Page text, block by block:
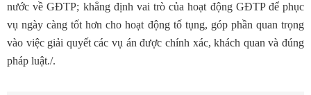
nước về GĐTP; khẳng định vai trò của hoạt động GĐTP để phục
vụ ngày càng tốt hơn cho hoạt động tố tụng, góp phần quan trọng
vào việc giải quyết các vụ án được chính xác, khách quan và đúng
pháp luật./.